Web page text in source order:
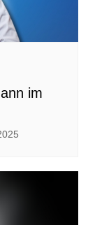
im